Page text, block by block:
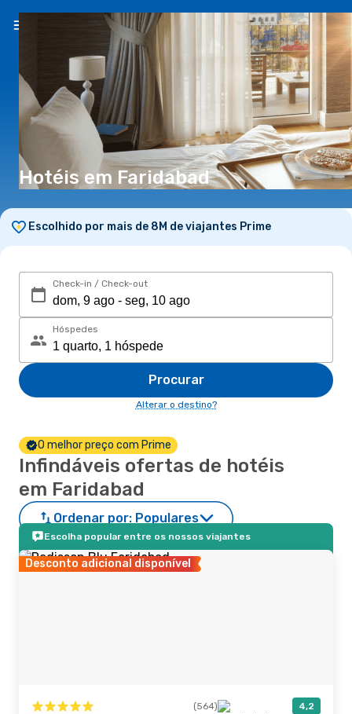
PT(€)
Hotéis em Faridabad
Escolhido por mais de 8M de viajantes Prime
Check-in / Check-out
Hóspedes
Procurar
Alterar o destino?
O melhor preço com Prime
Infindáveis ofertas de hotéis
em Faridabad
Ordenar por: Populares
Escolha popular entre os nossos viajantes
Desconto adicional disponível
(564) 4,2